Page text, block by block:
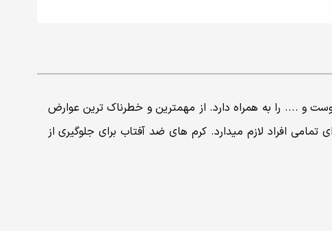
و .... را به همراه دارد. از مهمترین و خطرناک ترین عوارض
افراد لازم میدارد. کرم های ضد آفتاب برای جلوگیری از